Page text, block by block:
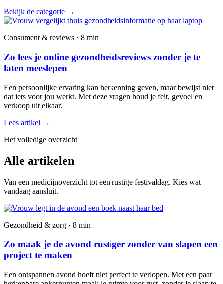
Bekijk de categorie →
Consument & reviews · 8 min
Zo lees je online gezondheidsreviews zonder je te
laten meeslepen
Een persoonlijke ervaring kan herkenning geven, maar bewijst niet
dat iets voor jou werkt. Met deze vragen houd je feit, gevoel en
verkoop uit elkaar.
Lees artikel →
Het volledige overzicht
Alle artikelen
Van een medicijnoverzicht tot een rustige festivaldag. Kies wat
vandaag aansluit.
Gezondheid & zorg · 8 min
Zo maak je de avond rustiger zonder van slapen een
project te maken
Een ontspannen avond hoeft niet perfect te verlopen. Met een paar